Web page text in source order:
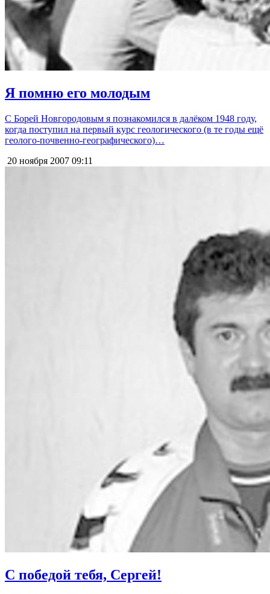
Я помню его молодым
С Борей Новгородовым я познакомился в далёком 1948 году,
когда поступил на первый курс геологического (в те годы ещё
геолого-почвенно-географического)…
20 ноября 2007 09:11
С победой тебя, Сергей!